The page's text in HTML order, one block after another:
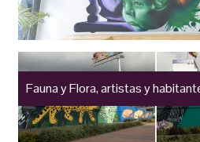
Fauna y Flora, artistas y